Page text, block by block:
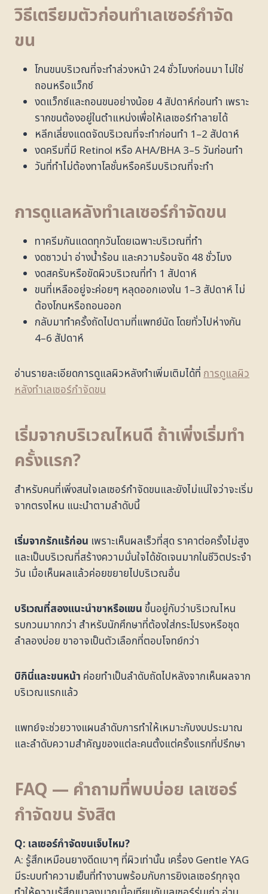
วิธีเตรียมตัวก่อนทำเลเซอร์กำจัด
ขน
โกนขนบริเวณที่จะทำล่วงหน้า 24 ชั่วโมงก่อนมา ไม่ใช่
ถอนหรือแว็กซ์
งดแว็กซ์และถอนขนอย่างน้อย 4 สัปดาห์ก่อนทำ เพราะ
รากขนต้องอยู่ในตำแหน่งเพื่อให้เลเซอร์ทำลายได้
หลีกเลี่ยงแดดจัดบริเวณที่จะทำก่อนทำ 1–2 สัปดาห์
งดครีมที่มี Retinol หรือ AHA/BHA 3–5 วันก่อนทำ
วันที่ทำไม่ต้องทาโลชั่นหรือครีมบริเวณที่จะทำ
การดูแลหลังทำเลเซอร์กำจัดขน
ทาครีมกันแดดทุกวันโดยเฉพาะบริเวณที่ทำ
งดซาวน่า อ่างน้ำร้อน และความร้อนจัด 48 ชั่วโมง
งดสครับหรือขัดผิวบริเวณที่ทำ 1 สัปดาห์
ขนที่เหลืออยู่จะค่อยๆ หลุดออกเองใน 1–3 สัปดาห์ ไม่
ต้องโกนหรือถอนออก
กลับมาทำครั้งถัดไปตามที่แพทย์นัด โดยทั่วไปห่างกัน
4–6 สัปดาห์
อ่านรายละเอียดการดูแลผิวหลังทำเพิ่มเติมได้ที่การดูแลผิว
หลังทำเลเซอร์กำจัดขน
เริ่มจากบริเวณไหนดี ถ้าเพิ่งเริ่มทำ
ครั้งแรก?
สำหรับคนที่เพิ่งสนใจเลเซอร์กำจัดขนและยังไม่แน่ใจว่าจะเริ่ม
จากตรงไหน แนะนำตามลำดับนี้
เริ่มจากรักแร้ก่อน เพราะเห็นผลเร็วที่สุด ราคาต่อครั้งไม่สูง
และเป็นบริเวณที่สร้างความมั่นใจได้ชัดเจนมากในชีวิตประจำ
วัน เมื่อเห็นผลแล้วค่อยขยายไปบริเวณอื่น
บริเวณที่สองแนะนำขาหรือแขนขึ้นอยู่กับว่าบริเวณไหน
รบกวนมากกว่า สำหรับนักศึกษาที่ต้องใส่กระโปรงหรือชุด
ลำลองบ่อย ขาอาจเป็นตัวเลือกที่ตอบโจทย์กว่า
บิกินี่และขนหน้า ค่อยทำเป็นลำดับถัดไปหลังจากเห็นผลจาก
บริเวณแรกแล้ว
แพทย์จะช่วยวางแผนลำดับการทำให้เหมาะกับงบประมาณ
และลำดับความสำคัญของแต่ละคนตั้งแต่ครั้งแรกที่ปรึกษา
FAQ — คำถามที่พบบ่อย เลเซอร์
กำจัดขน รังสิต
Q: เลเซอร์กำจัดขนเจ็บไหม?
A: รู้สึกเหมือนยางดีดเบาๆ ที่ผิวเท่านั้น เครื่อง Gentle YAG
มีระบบทำความเย็นที่ทำงานพร้อมกับการยิงเลเซอร์ทุกจุด